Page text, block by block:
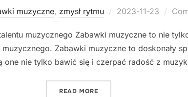
muzyczne, zmysł rytmu
Posted
2023-11-23
muzycznego Zabawki muzyczne to nie
Zabawki muzyczne to doskonały
one nie tylko bawić się i czerpać radość z
READ MORE